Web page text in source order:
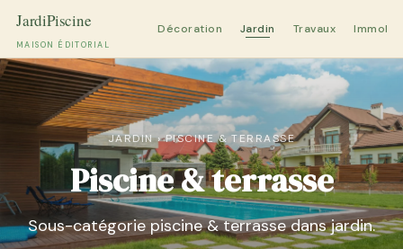
MAISON ÉDITORIAL
Décoration Jardin Travaux
Aller
au
contenu
JARDIN › PISCINE & TERRASSE
Piscine & terrasse
Sous-catégorie piscine & terrasse dans jardin.